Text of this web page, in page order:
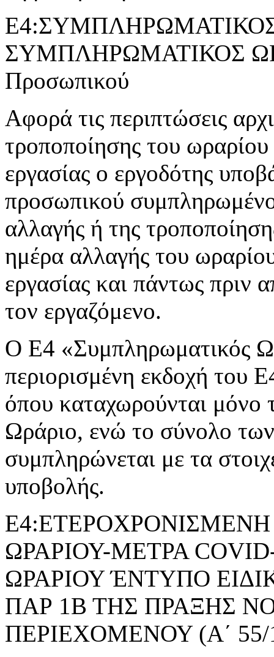
ΣΥΜΠΛΗΡΩΜΑΤΙΚΟΣ
Προσωπικού
Αφορά τις περιπτώσεις
τροποποίησης του
εργασίας ο εργοδότης
προσωπικού
αλλαγής ή της
ημέρα αλλαγής του
εργασίας και πάντως πριν
τον εργαζόμενο.
Ο Ε4 «Συμπληρωματικός
περιορισμένη εκδοχή του
όπου καταχωρούνται
Ωράριο, ενώ το σύνολο
συμπληρώνεται με τα
υποβολής.
ΩΡΑΡΙΟΥ-ΜΕΤΡΑ
ΩΡΑΡΙΟΥ ΈΝΤΥΠΟ
ΠΑΡ 1Β ΤΗΣ ΠΡΑΞΗΣ
ΠΕΡΙΕΧΟΜΕΝΟΥ (Α΄ 55/